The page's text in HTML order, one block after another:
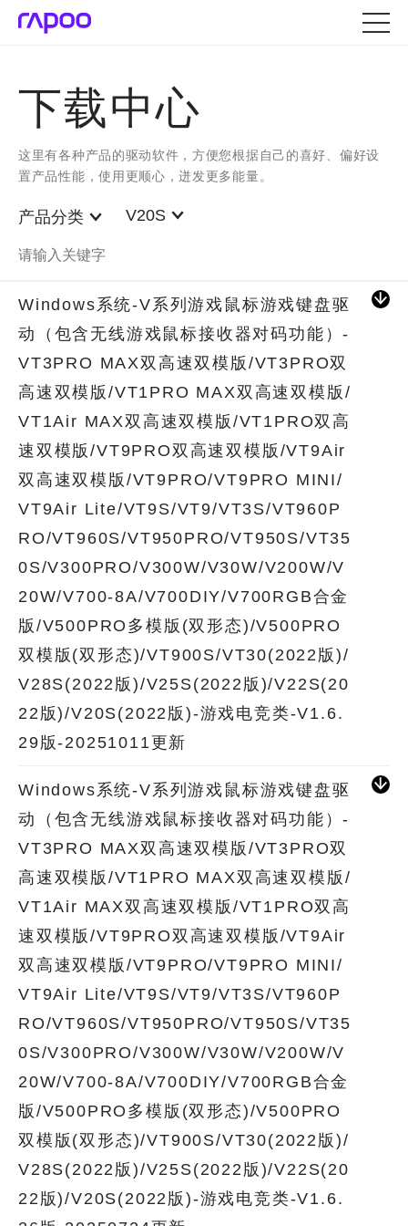
下载中心
这里有各种产品的驱动软件，方便您根据自己的喜好、偏好设
置产品性能，使用更顺心，迸发更多能量。
产品分类 V20S
Windows系统-V系列游戏鼠标游戏键盘驱
动（包含无线游戏鼠标接收器对码功能）-
VT3PRO MAX双高速双模版/VT3PRO双
高速双模版/VT1PRO MAX双高速双模版/
VT1Air MAX双高速双模版/VT1PRO双高
速双模版/VT9PRO双高速双模版/VT9Air
双高速双模版/VT9PRO/VT9PRO MINI/
VT9Air Lite/VT9S/VT9/VT3S/VT960P
RO/VT960S/VT950PRO/VT950S/VT35
0S/V300PRO/V300W/V30W/V200W/V
20W/V700-8A/V700DIY/V700RGB合金
版/V500PRO多模版(双形态)/V500PRO
双模版(双形态)/VT900S/VT30(2022版)/
V28S(2022版)/V25S(2022版)/V22S(20
22版)/V20S(2022版)-游戏电竞类-V1.6.
29版-20251011更新
Windows系统-V系列游戏鼠标游戏键盘驱
动（包含无线游戏鼠标接收器对码功能）-
VT3PRO MAX双高速双模版/VT3PRO双
高速双模版/VT1PRO MAX双高速双模版/
VT1Air MAX双高速双模版/VT1PRO双高
速双模版/VT9PRO双高速双模版/VT9Air
双高速双模版/VT9PRO/VT9PRO MINI/
VT9Air Lite/VT9S/VT9/VT3S/VT960P
RO/VT960S/VT950PRO/VT950S/VT35
0S/V300PRO/V300W/V30W/V200W/V
20W/V700-8A/V700DIY/V700RGB合金
版/V500PRO多模版(双形态)/V500PRO
双模版(双形态)/VT900S/VT30(2022版)/
V28S(2022版)/V25S(2022版)/V22S(20
22版)/V20S(2022版)-游戏电竞类-V1.6.